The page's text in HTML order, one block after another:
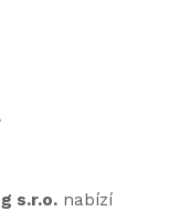
s.r.o. nabízí